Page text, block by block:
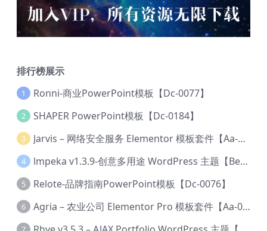
排行榜展示
1 Ronni-商业PowerPoint模板【Dc-0077】
2 SHAPER PowerPoint模板【Dc-0184】
3 Jarvis – 网络安全服务 Elementor 模板套件【Aa-0035】
4 lmpeka v1.3.9-创意多用途 WordPress 主题【Be-0064】
5 Relote-品牌指南PowerPoint模板【Dc-0076】
6 Agria – 农业公司 Elementor Pro 模板套件【Aa-0003】